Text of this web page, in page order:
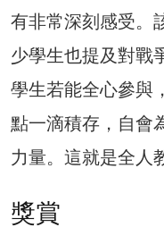
有非常深刻感受。
少學生也提及對戰
學生若能全心參與
點一滴積存，自會
力量。這就是全人
獎賞